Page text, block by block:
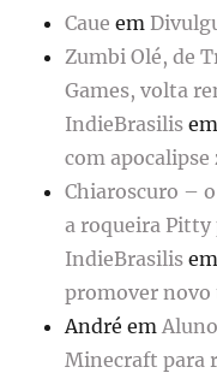
Caue em
Zumbi Olé, de
Games, volta
IndieBrasilis em
com apocalipse
Chiaroscuro –
a roqueira Pitty
IndieBrasilis em
promover novo
André em
Minecraft para